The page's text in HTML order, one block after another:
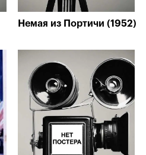
Немая из Портичи (1952)